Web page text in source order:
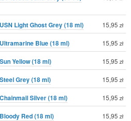
Light Ghost Grey (18 ml) 15,95 zł
Blue (18 ml) 15,95 zł
Yellow (18 ml) 15,95 zł
Grey (18 ml) 15,95 zł
Silver (18 ml) 15,95 zł
Red (18 ml) 15,95 zł